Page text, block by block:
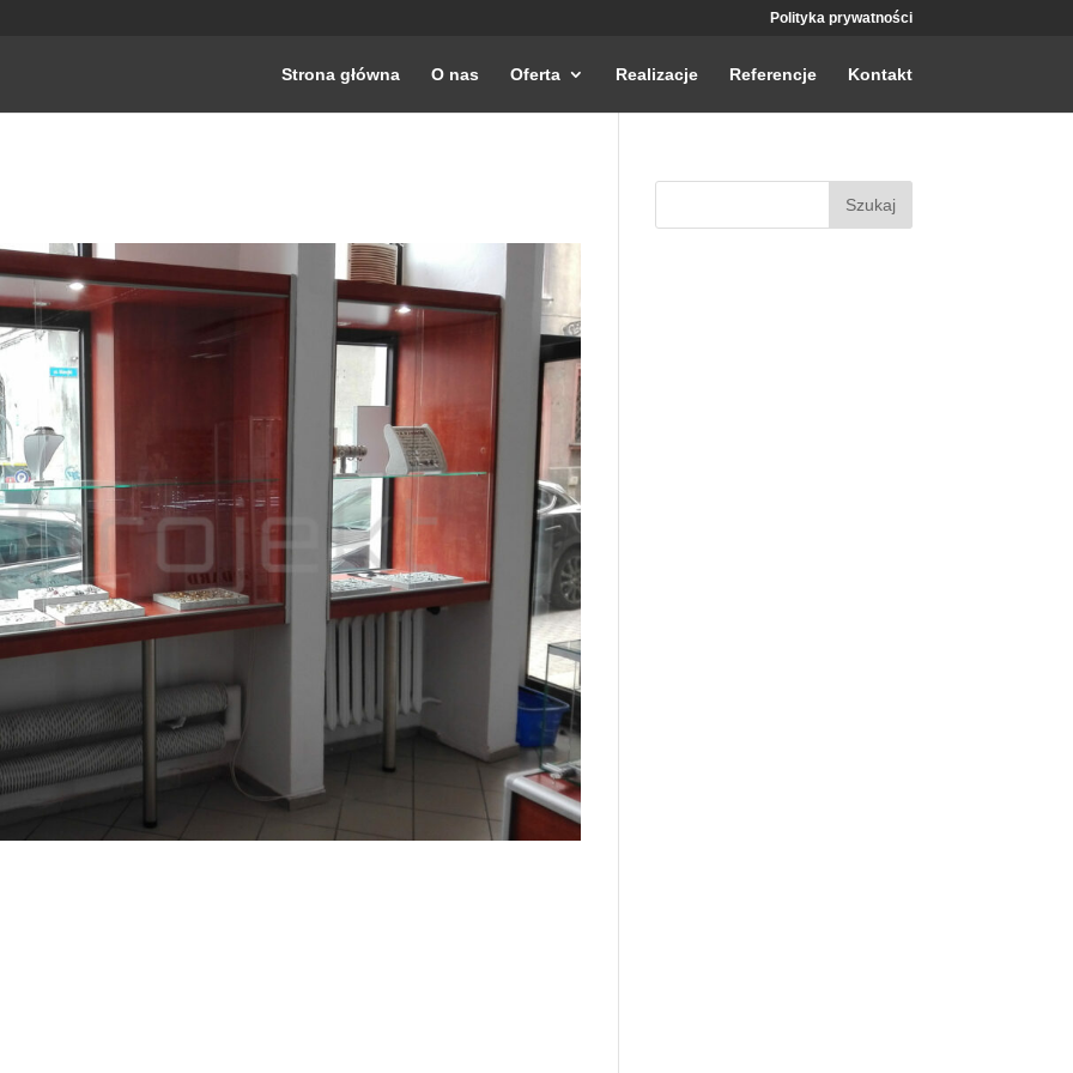
Polityka prywatności
Strona główna O nas Oferta Realizacje Referencje Kontakt
Szukaj: